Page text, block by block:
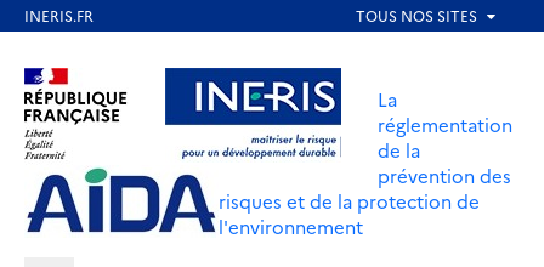
contenu
principal
Aller au contenu Aller au menu
Aller au pied de page
La
réglementation
de la
prévention des
risques et de la protection de
l'environnement